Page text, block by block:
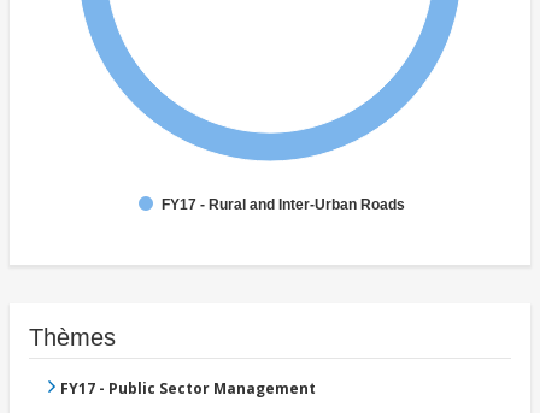
FY17 - Rural and Inter-Urban Roads
Thèmes
FY17 - Public Sector Management